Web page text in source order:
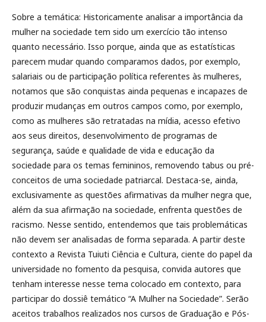
Sobre a temática: Historicamente analisar a importância da
mulher na sociedade tem sido um exercício tão intenso
quanto necessário. Isso porque, ainda que as estatísticas
parecem mudar quando comparamos dados, por exemplo,
salariais ou de participação política referentes às mulheres,
notamos que são conquistas ainda pequenas e incapazes de
produzir mudanças em outros campos como, por exemplo,
como as mulheres são retratadas na mídia, acesso efetivo
aos seus direitos, desenvolvimento de programas de
segurança, saúde e qualidade de vida e educação da
sociedade para os temas femininos, removendo tabus ou pré-
conceitos de uma sociedade patriarcal. Destaca-se, ainda,
exclusivamente as questões afirmativas da mulher negra que,
além da sua afirmação na sociedade, enfrenta questões de
racismo. Nesse sentido, entendemos que tais problemáticas
não devem ser analisadas de forma separada. A partir deste
contexto a Revista Tuiuti Ciência e Cultura, ciente do papel da
universidade no fomento da pesquisa, convida autores que
tenham interesse nesse tema colocado em contexto, para
participar do dossiê temático “A Mulher na Sociedade”. Serão
aceitos trabalhos realizados nos cursos de Graduação e Pós-